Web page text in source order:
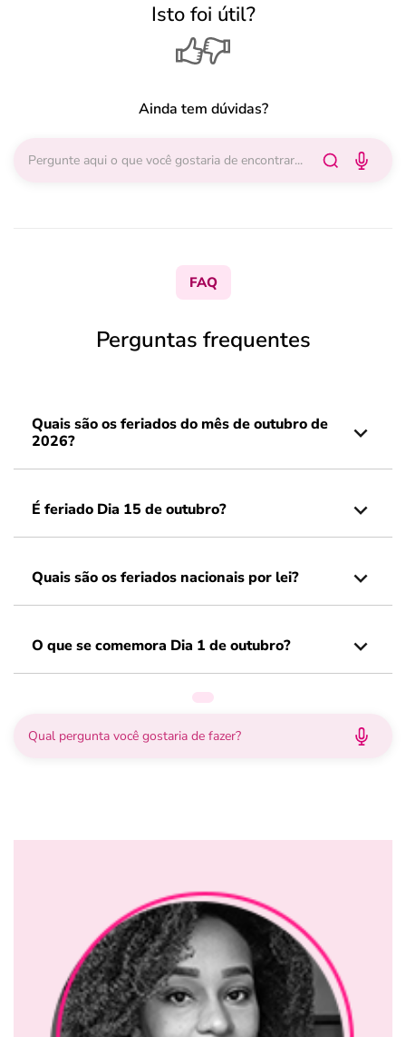
Isto foi útil?
Ainda tem dúvidas?
FAQ
Perguntas frequentes
Quais são os feriados do mês de outubro de
2026?
É feriado Dia 15 de outubro?
Quais são os feriados nacionais por lei?
O que se comemora Dia 1 de outubro?